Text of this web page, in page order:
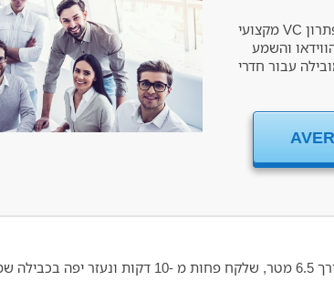
ה- VC520 מציע לעסקים קטנים ובינוניים פתרון VC מקצועי
והשמע
עבור חדרי
ערכה .